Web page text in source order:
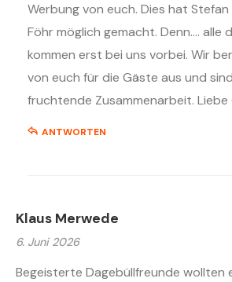
Werbung von euch. Dies hat
Föhr möglich gemacht. Denn…. alle
kommen erst bei uns vorbei. Wir
von euch für die Gäste aus und
fruchtende Zusammenarbeit. Liebe
ANTWORTEN
Klaus Merwede
6. Juni 2026
Begeisterte Dagebüllfreunde wollten